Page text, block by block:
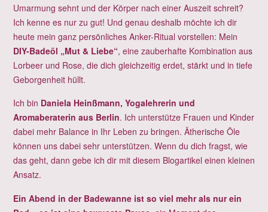
Umarmung sehnt und der Körper nach einer Auszeit schreit?
Ich kenne es nur zu gut! Und genau deshalb möchte ich dir
heute mein ganz persönliches Anker-Ritual vorstellen: Mein
DIY-Badeöl „Mut & Liebe“, eine zauberhafte Kombination aus
Lorbeer und Rose, die dich gleichzeitig erdet, stärkt und in tiefe
Geborgenheit hüllt.
Ich bin Daniela Heinßmann, Yogalehrerin und
Aromaberaterin aus Berlin. Ich unterstütze Frauen und Kinder
dabei mehr Balance in Ihr Leben zu bringen. Ätherische Öle
können uns dabei sehr unterstützen. Wenn du dich fragst, wie
das geht, dann gebe ich dir mit diesem Blogartikel einen kleinen
Ansatz.
Ein Abend in der Badewanne ist so viel mehr als nur ein